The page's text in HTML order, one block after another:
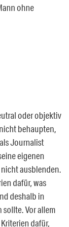
ohne
oder objektiv
behaupten,
Journalist
eigenen
ausblenden.
dafür, was
deshalb in
Vor allem
dafür,